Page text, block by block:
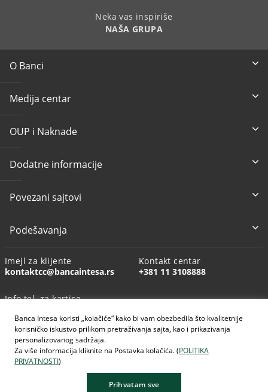
Banca Intesa koristi „kolačiće“ kako bi vam obezbedila što kvalitetnije
korisničko iskustvo prilikom pretraživanja sajta, kao i prikazivanja
personalizovanog sadržaja.
Za više informacija kliknite na Postavka kolačića. (POLITIKA
PRIVATNOSTI)
Prihvatam sve
Neka vas inspiriše
NAŠA GRUPA
O Banci
Medija centar
OUP i Naknade
Dodatne informacije
Povezani sajtovi
Podešavanja
Imejl za klijente
kontaktcc@bancaintesa.rs
Kontakt centar
+381 11 3108888
Info tel. za kartice